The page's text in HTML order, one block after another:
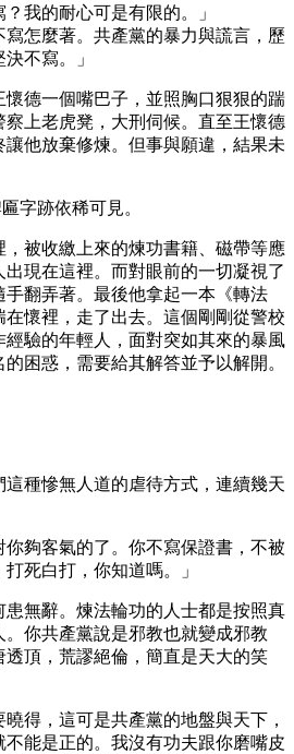
我的耐心可是有限的。」
怎麼著。共產黨的暴力與謊言，歷
不寫。」
德一個嘴巴子，並照胸口狠狠的踹
上老虎凳，大刑伺候。直至王懷德
讓他放棄修煉。但事與願違，結果未
字跡依稀可見。
被收繳上來的煉功書籍、磁帶等應
現在這裡。而對眼前的一切凝視了
翻弄著。最後他拿起一本《轉法
懷裡，走了出去。這個剛剛從警校
驗的年輕人，面對突如其來的暴風
困惑，需要給其解答並予以解開。
種慘無人道的虐待方式，連續幾天
夠客氣的了。你不寫保證書，不被
死白打，你知道嗎。」
無辭。煉法輪功的人士都是按照真
你共產黨說是邪教也就變成邪教
頂，荒謬絕倫，簡直是天大的笑
得，這可是共產黨的地盤與天下，
能是正的。我沒有功夫跟你磨嘴皮